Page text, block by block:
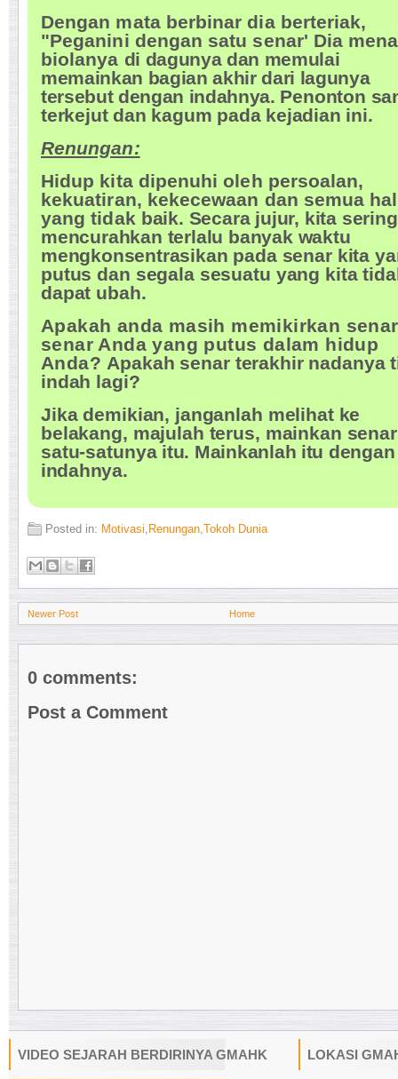
Dengan mata berbinar dia berteriak,
"Peganini dengan satu senar' Dia
biolanya di dagunya dan memulai
memainkan bagian akhir dari lagunya
tersebut dengan indahnya. Penonton
terkejut dan kagum pada kejadian ini.
Renungan:
Hidup kita dipenuhi oleh persoalan,
kekuatiran, kekecewaan dan semua hal
yang tidak baik. Secara jujur, kita
mencurahkan terlalu banyak waktu
mengkonsentrasikan pada senar kita
putus dan segala sesuatu yang kita
dapat ubah.
Apakah anda masih memikirkan
senar Anda yang putus dalam hidup
Anda? Apakah senar terakhir nadanya
indah lagi?
Jika demikian, janganlah melihat ke
belakang, majulah terus, mainkan senar
satu-satunya itu. Mainkanlah itu dengan
indahnya.
Posted in: Motivasi Renungan Tokoh Dunia
Newer Post Home
0 comments:
Post a Comment
VIDEO SEJARAH BERDIRINYA GMAHK LOKASI